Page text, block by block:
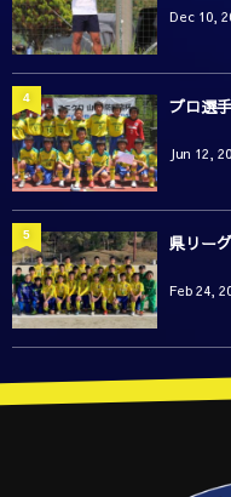
Dec 10,
プロ選手
Jun 12,
4
県リー
Feb 24,
5